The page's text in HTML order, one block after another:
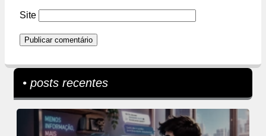
Site
• posts recentes